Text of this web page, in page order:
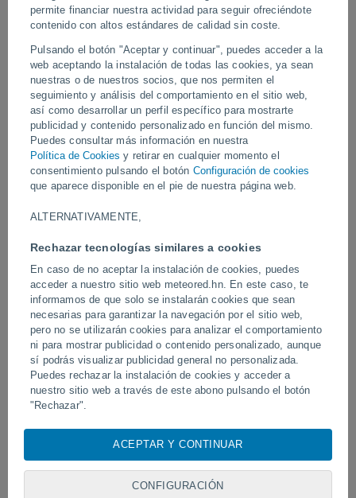
permite financiar nuestra actividad para seguir ofreciéndote
contenido con altos estándares de calidad sin coste.
Pulsando el botón "Aceptar y continuar", puedes acceder a la
web aceptando la instalación de todas las cookies, ya sean
nuestras o de nuestros socios, que nos permiten el
seguimiento y análisis del comportamiento en el sitio web,
así como desarrollar un perfil específico para mostrarte
publicidad y contenido personalizado en función del mismo.
Puedes consultar más información en nuestra
Política de Cookies y retirar en cualquier momento el
consentimiento pulsando el botón Configuración de cookies
que aparece disponible en el pie de nuestra página web.
ALTERNATIVAMENTE,
Rechazar tecnologías similares a cookies
En caso de no aceptar la instalación de cookies, puedes
acceder a nuestro sitio web meteored.hn. En este caso, te
informamos de que solo se instalarán cookies que sean
necesarias para garantizar la navegación por el sitio web,
pero no se utilizarán cookies para analizar el comportamiento
ni para mostrar publicidad o contenido personalizado, aunque
sí podrás visualizar publicidad general no personalizada.
Puedes rechazar la instalación de cookies y acceder a
nuestro sitio web a través de este abono pulsando el botón
"Rechazar".
Con su consentimiento, nosotros ynuestros sociosusamos
cookies, identificadores únicos o tecnologías similares para
almacenar, acceder y procesar datos personales como su
identificadores de cookies. Es posible que algunos
ACEPTAR Y CONTINUAR
CONFIGURACIÓN
Unas catastróficas inundaciones y
grandes deslizamientos azotan
Gansu, China
Las fuertes precipitaciones de los últimos días han causado las
inundaciones que afectan las ciudades de la región.
Vídeos
Un rayo impactó en un campo de
fútbol en Narathiwat, Tailandia.
Erupción y actividad
volcán de Fuego,